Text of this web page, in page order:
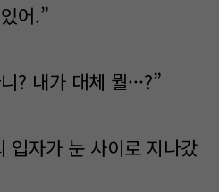
어.”
? 내가 대체 뭘···?”
입자가 눈 사이로 지나갔